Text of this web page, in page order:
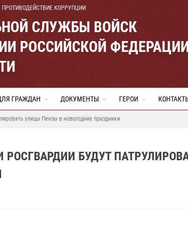
ПРОТИВОДЕЙСТВИЕ КОРРУПЦИИ
СЛУЖБЫ ВОЙСК
РОССИЙСКОЙ
ГРАЖДАН ДОКУМЕНТЫ ГЕРОИ
улицы Пензы в новогодние праздники
БУДУТ